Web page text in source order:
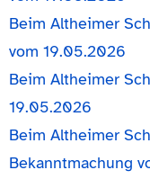
Beim Altheimer
vom 19.05.2026
Beim Altheimer
19.05.2026
Beim Altheimer
Bekanntmachung